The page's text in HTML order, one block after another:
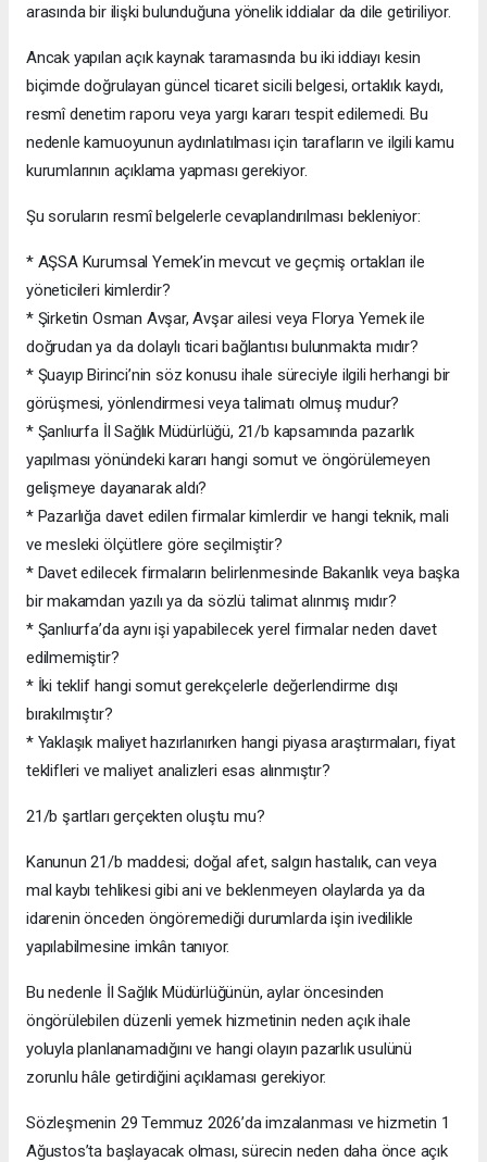
arasında bir ilişki bulunduğuna yönelik iddialar da dile getiriliyor.
Ancak yapılan açık kaynak taramasında bu iki iddiayı kesin
biçimde doğrulayan güncel ticaret sicili belgesi, ortaklık kaydı,
resmî denetim raporu veya yargı kararı tespit edilemedi. Bu
nedenle kamuoyunun aydınlatılması için tarafların ve ilgili kamu
kurumlarının açıklama yapması gerekiyor.
Şu soruların resmî belgelerle cevaplandırılması bekleniyor:
* AŞSA Kurumsal Yemek’in mevcut ve geçmiş ortakları ile
yöneticileri kimlerdir?
* Şirketin Osman Avşar, Avşar ailesi veya Florya Yemek ile
doğrudan ya da dolaylı ticari bağlantısı bulunmakta mıdır?
* Şuayıp Birinci’nin söz konusu ihale süreciyle ilgili herhangi bir
görüşmesi, yönlendirmesi veya talimatı olmuş mudur?
* Şanlıurfa İl Sağlık Müdürlüğü, 21/b kapsamında pazarlık
yapılması yönündeki kararı hangi somut ve öngörülemeyen
gelişmeye dayanarak aldı?
* Pazarlığa davet edilen firmalar kimlerdir ve hangi teknik, mali
ve mesleki ölçütlere göre seçilmiştir?
* Davet edilecek firmaların belirlenmesinde Bakanlık veya başka
bir makamdan yazılı ya da sözlü talimat alınmış mıdır?
* Şanlıurfa’da aynı işi yapabilecek yerel firmalar neden davet
edilmemiştir?
* İki teklif hangi somut gerekçelerle değerlendirme dışı
bırakılmıştır?
* Yaklaşık maliyet hazırlanırken hangi piyasa araştırmaları, fiyat
teklifleri ve maliyet analizleri esas alınmıştır?
21/b şartları gerçekten oluştu mu?
Kanunun 21/b maddesi; doğal afet, salgın hastalık, can veya
mal kaybı tehlikesi gibi ani ve beklenmeyen olaylarda ya da
idarenin önceden öngöremediği durumlarda işin ivedilikle
yapılabilmesine imkân tanıyor.
Bu nedenle İl Sağlık Müdürlüğünün, aylar öncesinden
öngörülebilen düzenli yemek hizmetinin neden açık ihale
yoluyla planlanamadığını ve hangi olayın pazarlık usulünü
zorunlu hâle getirdiğini açıklaması gerekiyor.
Sözleşmenin 29 Temmuz 2026’da imzalanması ve hizmetin 1
Ağustos’ta başlayacak olması, sürecin neden daha önce açık